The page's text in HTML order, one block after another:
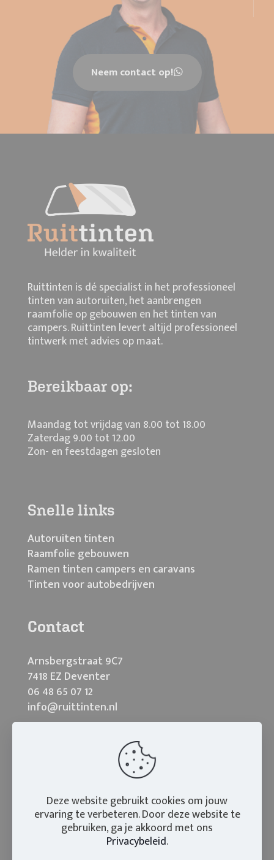
Neem contact op!
Ruittinten is dé specialist in het professioneel
tinten van autoruiten, het aanbrengen
raamfolie op gebouwen en het tinten van
campers. Ruittinten levert altijd professioneel
tintwerk met advies op maat.
Bereikbaar op:
Maandag tot vrijdag van 8.00 tot 18.00
Zaterdag 9.00 tot 12.00
Zon- en feestdagen gesloten
Snelle links
Autoruiten tinten
Raamfolie gebouwen
Ramen tinten campers en caravans
Tinten voor autobedrijven
Contact
Arnsbergstraat 9C7
7418 EZ Deventer
06 48 65 07 12
info@ruittinten.nl
Deze website gebruikt cookies om jouw
ervaring te verbeteren. Door deze website te
gebruiken, ga je akkoord met ons
Privacybeleid.